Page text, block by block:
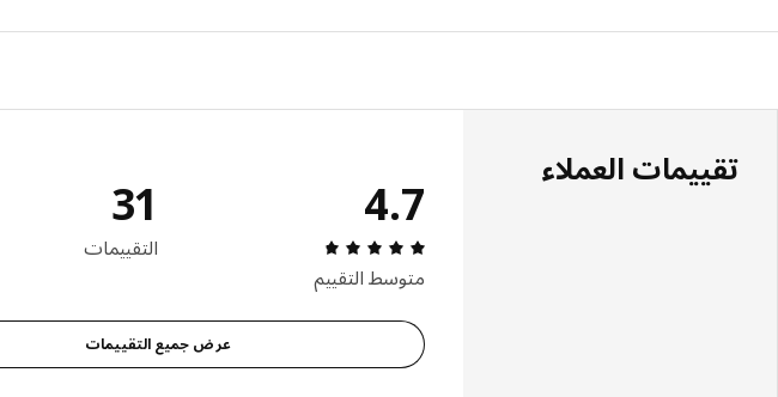
تقييمات العملاء
4.7
متوسط التقييم
31
التقييمات
عرض جميع التقييمات